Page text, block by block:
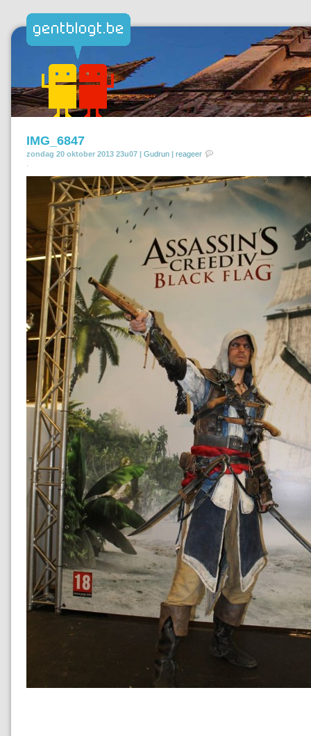
IMG_6847
zondag 20 oktober 2013 23u07 | Gudrun | reageer